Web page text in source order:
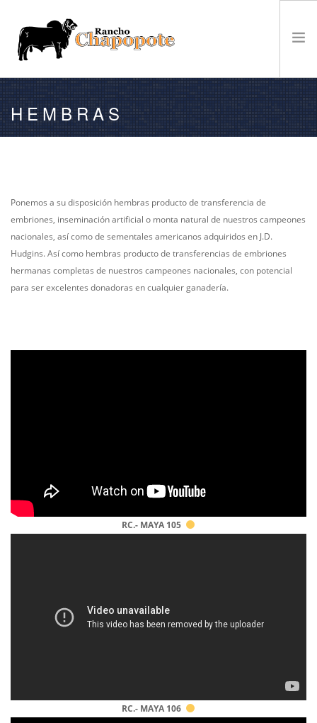
GANADO
CONTACTO
HEMBRAS
Ponemos a su disposición hembras producto de transferencia de
embriones, inseminación artificial o monta natural de nuestros campeones
nacionales, así como de sementales americanos adquiridos en J.D.
Hudgins. Así como hembras producto de transferencias de embriones
hermanas completas de nuestros campeones nacionales, con potencial
para ser excelentes donadoras en cualquier ganadería.
RC.- MAYA 105
RC.- MAYA 106